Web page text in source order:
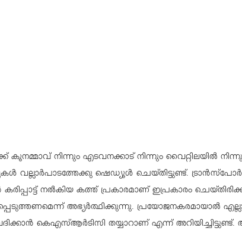
കൂനമ്മാവ് നിന്നും എടവനക്കാട് നിന്നും വൈറ്റിലയിൽ
വല്ലാർപാടത്തേക്കു ഷെഡ്യൂൾ ചെയ്തിട്ടുണ്ട്.
കരിപ്പാട്ട് നൽകിയ കത്ത് പ്രകാരമാണ് ഇപ്രകാരം
അഭ്യർത്ഥിക്കുന്നു. പ്രയോജനകരമായാൽ
കെഎസ്ആർടിസി തയ്യാറാണ് എന്ന്